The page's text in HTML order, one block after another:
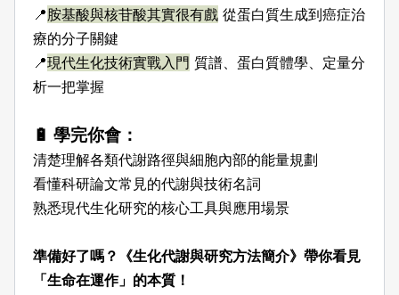
📍胺基酸與核苷酸其實很有戲 從蛋白質生成到癌症治
療的分子關鍵
📍現代生化技術實戰入門 質譜、蛋白質體學、定量分
析一把掌握
🔋 學完你會：
清楚理解各類代謝路徑與細胞內部的能量規劃
看懂科研論文常見的代謝與技術名詞
熟悉現代生化研究的核心工具與應用場景
準備好了嗎？《生化代謝與研究方法簡介》帶你看見
「生命在運作」的本質！